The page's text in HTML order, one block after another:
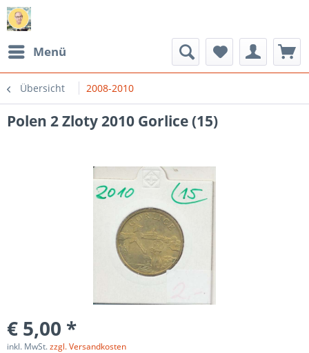
Menü
Übersicht 2008-2010
Polen 2 Zloty 2010 Gorlice (15)
€ 5,00 *
inkl. MwSt.zzgl. Versandkosten